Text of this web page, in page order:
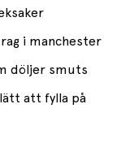
i manchester
döljer smuts
att fylla på